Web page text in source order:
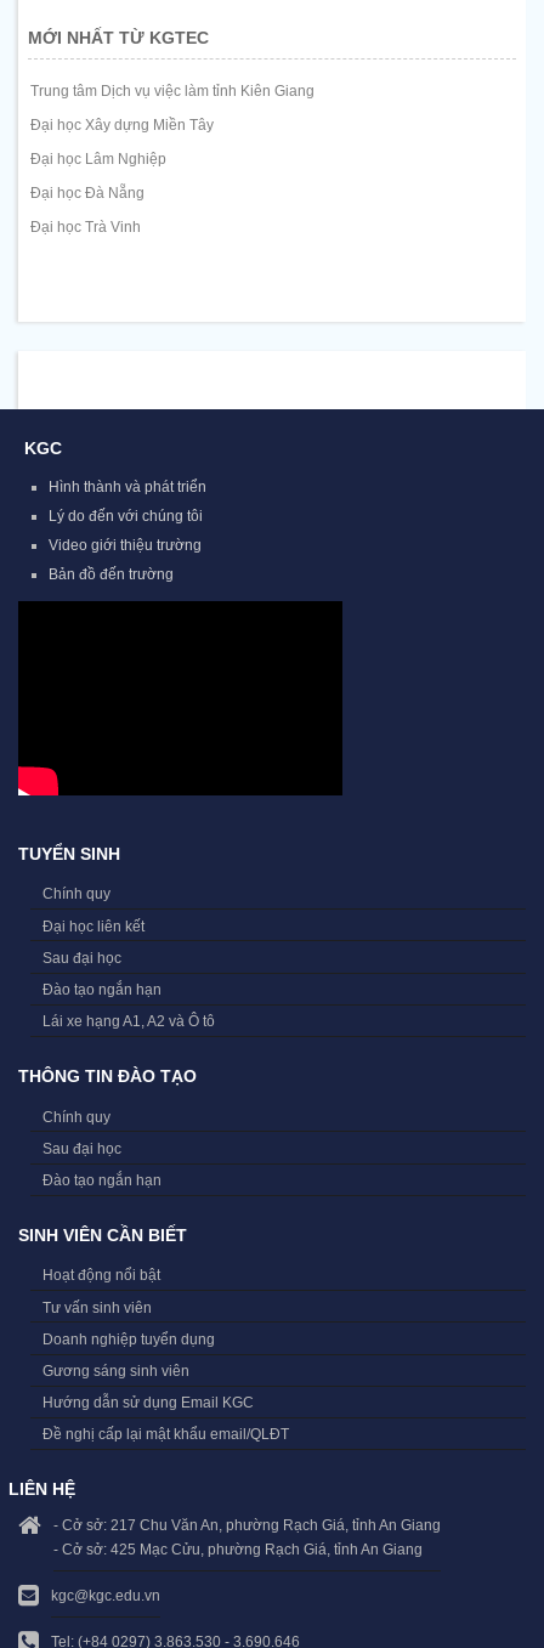
MỚI NHẤT TỪ KGTEC
Trung tâm Dịch vụ việc làm tỉnh Kiên Giang
Đại học Xây dựng Miền Tây
Đại học Lâm Nghiệp
Đại học Đà Nẵng
Đại học Trà Vinh
KGC
Hình thành và phát triển
Lý do đến với chúng tôi
Video giới thiệu trường
Bản đồ đến trường
TUYỂN SINH
Chính quy
Đại học liên kết
Sau đại học
Đào tạo ngắn hạn
Lái xe hạng A1, A2 và Ô tô
THÔNG TIN ĐÀO TẠO
Chính quy
Sau đại học
Đào tạo ngắn hạn
SINH VIÊN CẦN BIẾT
Hoạt động nổi bật
Tư vấn sinh viên
Doanh nghiệp tuyển dụng
Gương sáng sinh viên
Hướng dẫn sử dụng Email KGC
Đề nghị cấp lại mật khẩu email/QLĐT
LIÊN HỆ
- Cở sở: 217 Chu Văn An, phường Rạch Giá, tỉnh An Giang
- Cở sở: 425 Mạc Cửu, phường Rạch Giá, tỉnh An Giang
kgc@kgc.edu.vn
Tel: (+84 0297) 3.863.530 - 3.690.646